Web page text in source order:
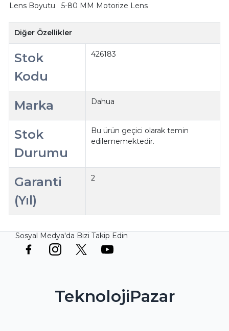
Lens Boyutu
5-80 MM Motorize Lens
Diğer Özellikler
Stok
Kodu
426183
Marka Dahua
Stok
Durumu
Bu ürün geçici olarak temin
edilememektedir.
Garanti
(Yıl)
2
Sosyal Medya'da Bizi Takip Edin
TeknolojiPazar